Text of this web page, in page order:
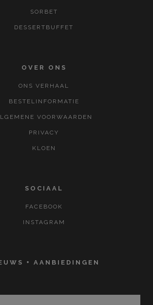
SORBET
DESSERTBUFFET
OVER ONS
ONS VERHAAL
BESTELINFORMATIE
VOORWAARDEN
PRIVACY
KLOEN
SOCIAAL
FACEBOOK
INSTAGRAM
+ AANBIEDINGEN